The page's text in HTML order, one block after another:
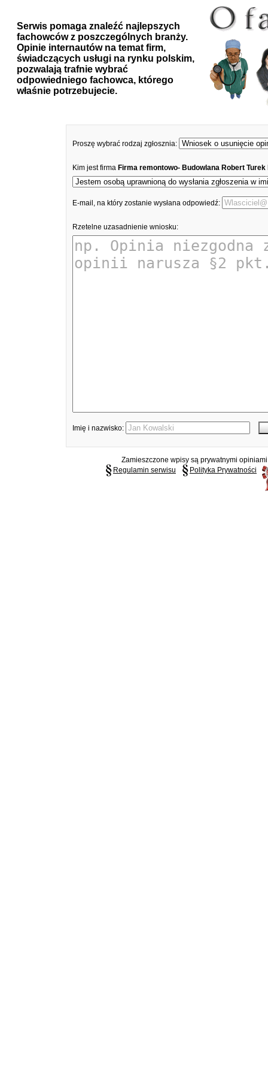
Serwis pomaga znaleźć najlepszych
fachowców z poszczególnych branży.
Opinie internautów na temat firm,
świadczących usługi na rynku polskim,
pozwalają trafnie wybrać
odpowiedniego fachowca, którego
właśnie potrzebujecie.
Proszę wybrać rodzaj zgłosznia:
Kim jest firma Firma remontowo- Budowlana Robert Turek
E-mail, na który zostanie wysłana odpowiedź:
Rzetelne uzasadnienie wniosku:
Imię i nazwisko:
Zamieszczone wpisy są prywatnymi
Regulamin serwisu
Polityka Prywatności